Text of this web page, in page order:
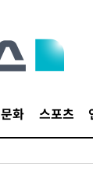
문화 스포츠